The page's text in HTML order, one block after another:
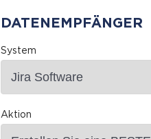
DATENEMPFÄNGER
System
Aktion